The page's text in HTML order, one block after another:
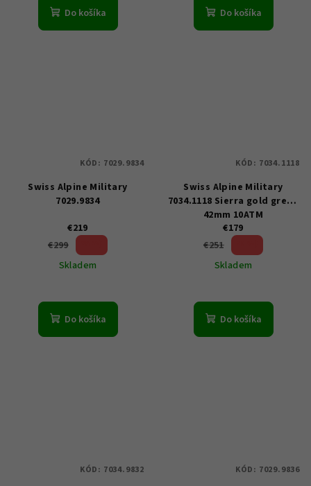
Do košíka Do košíka
Swiss Alpine Military
7029.9834
€219
€299
Skladem
Do košíka
KÓD: 7029.9834
Swiss Alpine Military
7034.1118 Sierra gold green
42mm 10ATM
€179
€251
Skladem
Do košíka
KÓD: 7034.1118
KÓD: 7034.9832 KÓD: 7029.9836